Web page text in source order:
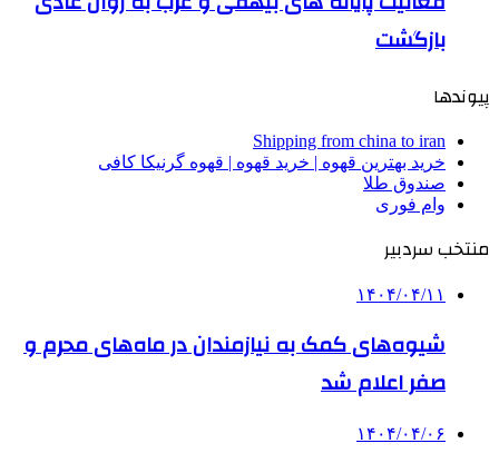
بازگشت
پیوندها
Shipping from china to iran
خرید بهترین قهوه | خرید قهوه | قهوه گرنیکا کافی
صندوق طلا
وام فوری
منتخب سردبیر
۱۴۰۴/۰۴/۱۱
شیوه‌های کمک به نیازمندان در ماه‌های محرم و
صفر اعلام شد
۱۴۰۴/۰۴/۰۶